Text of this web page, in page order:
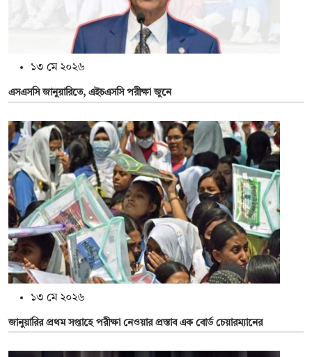
১৩ মে ২০২৬
এসএসসি জানুয়ারিতে, এইচএসসি পরীক্ষা জুনে
১৩ মে ২০২৬
জানুয়ারির প্রথম সপ্তাহে পরীক্ষা নেওয়ার প্রস্তাব এক বোর্ড চেয়ারম্যানের